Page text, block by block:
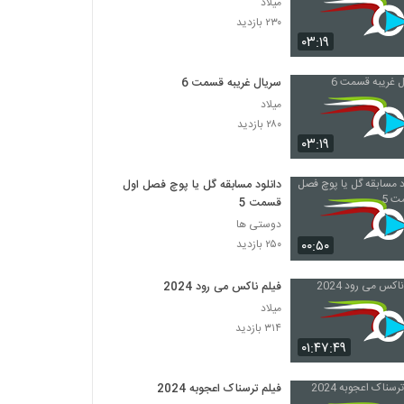
۰۳:۱۹
۲۳۰ بازدید
۰۳:۱۹
سریال غریبه قسمت 6
میلاد
۲۸۰ بازدید
۰۰:۵۰
دانلود مسابقه گل یا پوچ فصل اول
قسمت 5
دوستی ها
۲۵۰ بازدید
۰۱:۴۷:۴۹
فیلم ناکس می رود 2024
میلاد
۳۱۴ بازدید
فیلم ترسناک اعجوبه 2024